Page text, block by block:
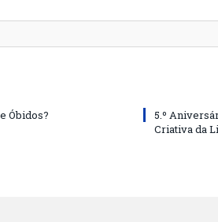
Óbidos?
5.º
Criativa da